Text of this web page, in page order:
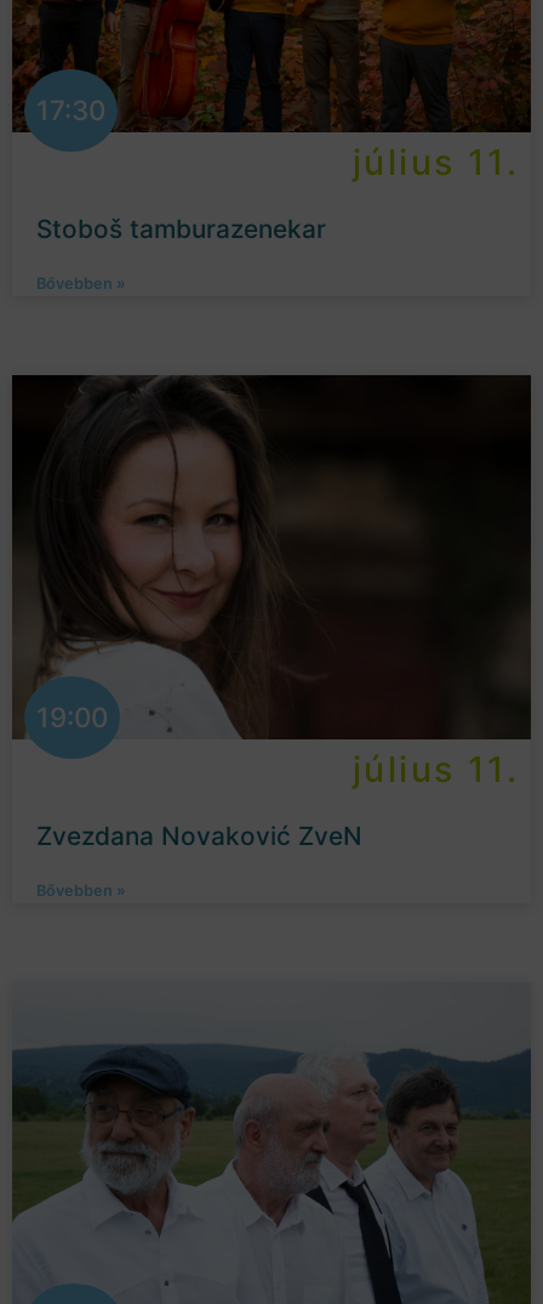
17:30
július 11.
Stoboš tamburazenekar
Bővebben »
19:00
július 11.
Zvezdana Novaković ZveN
Bővebben »